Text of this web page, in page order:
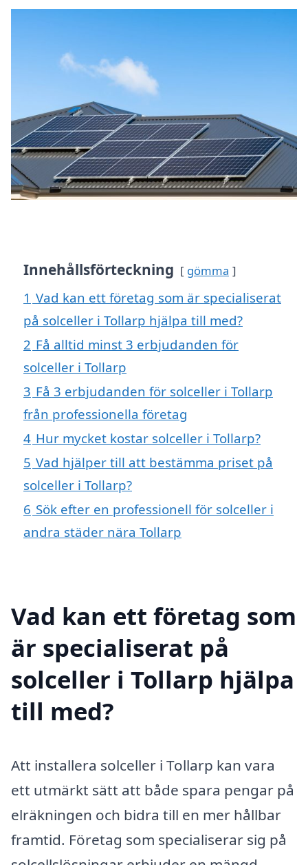
Innehållsförteckning gömma
1 Vad kan ett företag som är specialiserat
på solceller i Tollarp hjälpa till med?
2 Få alltid minst 3 erbjudanden för
solceller i Tollarp
3 Få 3 erbjudanden för solceller i Tollarp
från professionella företag
4 Hur mycket kostar solceller i Tollarp?
5 Vad hjälper till att bestämma priset på
solceller i Tollarp?
6 Sök efter en professionell för solceller i
andra städer nära Tollarp
Vad kan ett företag som
är specialiserat på
solceller i Tollarp hjälpa
till med?
Att installera solceller i Tollarp kan vara
ett utmärkt sätt att både spara pengar på
elräkningen och bidra till en mer hållbar
framtid. Företag som specialiserar sig på